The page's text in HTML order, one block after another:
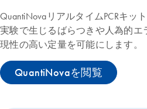
QuantiNovaリアルタイムPCRキッ
実験で生じるばらつきや人為的
現性の高い定量を可能にします。
QuantiNovaを閲覧